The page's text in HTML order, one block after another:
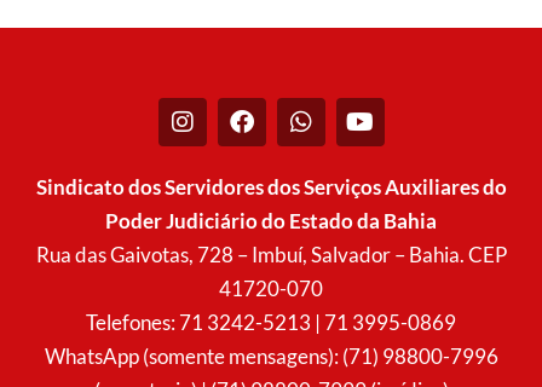
I
n
t
g
r
F
a
e
b
o
o
k
W
h
t
a
p
p
Y
o
t
u
b
e
Sindicato dos Servidores dos Serviços Auxiliares do
Poder Judiciário do Estado da Bahia
Rua das Gaivotas, 728 – Imbuí, Salvador – Bahia. CEP
41720-070
Telefones: 71 3242-5213 | 71 3995-0869
WhatsApp (somente mensagens): (71) 98800-7996